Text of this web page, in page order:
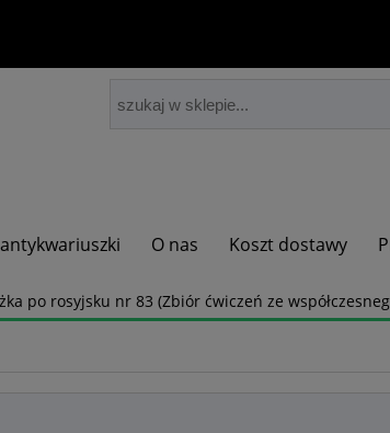
O nas Koszt dostawy
po rosyjsku nr 83 (Zbiór ćwiczeń ze